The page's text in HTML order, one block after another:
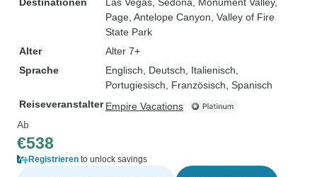
Page , Antelope Canyon , Valley of Fire
State Park
Alter
Alter 7+
Sprache
Englisch, Deutsch, Italienisch,
Portugiesisch, Französisch, Spanisch
Reiseveranstalter Empire Vacations
Ab
€538
Registrieren to unlock savings